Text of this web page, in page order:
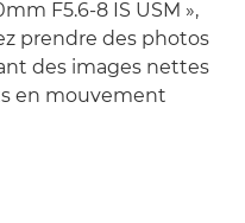
F5.6-8 IS USM »,
prendre des photos
des images nettes
en mouvement